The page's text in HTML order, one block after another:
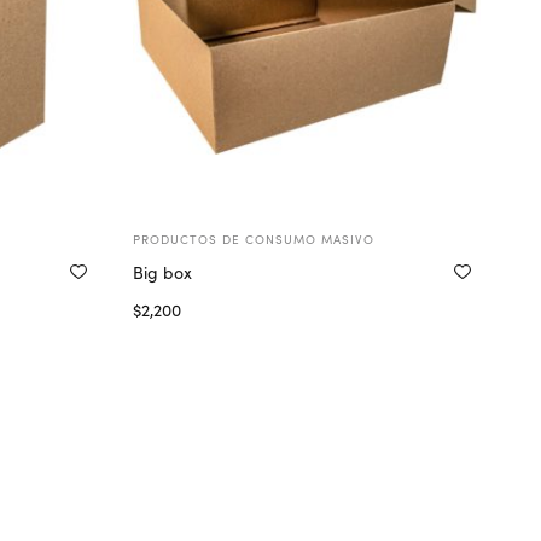
PRODUCTOS DE CONSUMO MASIVO
Big box
$2,200